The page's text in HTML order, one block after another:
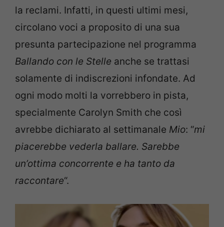
la reclami. Infatti, in questi ultimi mesi,
circolano voci a proposito di una sua
presunta partecipazione nel programma
Ballando con le Stelle anche se trattasi
solamente di indiscrezioni infondate. Ad
ogni modo molti la vorrebbero in pista,
specialmente Carolyn Smith che così
avrebbe dichiarato al settimanale Mio: “mi
piacerebbe vederla ballare. Sarebbe
un’ottima concorrente e ha tanto da
raccontare“.